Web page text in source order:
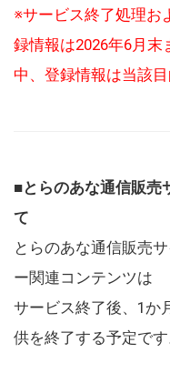
※サービス終了処理お
録情報は2026年6月
中、登録情報は当該
■とらのあな通信販売
て
とらのあな通信販売
ー関連コンテンツは
サービス終了後、1か
供を終了する予定です